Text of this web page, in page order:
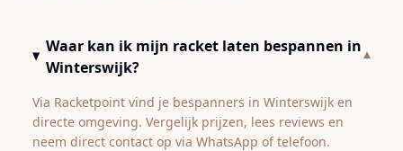
Waar kan ik mijn racket laten bespannen in
Winterswijk?
▾
Via Racketpoint vind je bespanners in Winterswijk en
directe omgeving. Vergelijk prijzen, lees reviews en
neem direct contact op via WhatsApp of telefoon.